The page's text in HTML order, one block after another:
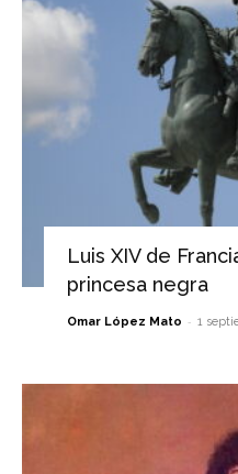
Luis XIV de
princesa negra
Omar López Mato - 1